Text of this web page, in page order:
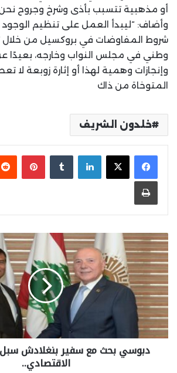
أو مذهبية تتسبب بأذى وشرخ وجروح نحن
‏وأضاف: “ليبدأ العمل على تنظيم
شروط المفاوضات في بروكسيل من خلال
وطني في مجلس النواب وخارجه، بعيدًا
وإنجازات وهمية لهذا أو إثارة زوبعة لا
المتوخاة من ذاك
خلدون الشريف
لينكدإن
طباعة
دبوسي بحث مع سفير بنغلادش سبل
الاقتصادي..